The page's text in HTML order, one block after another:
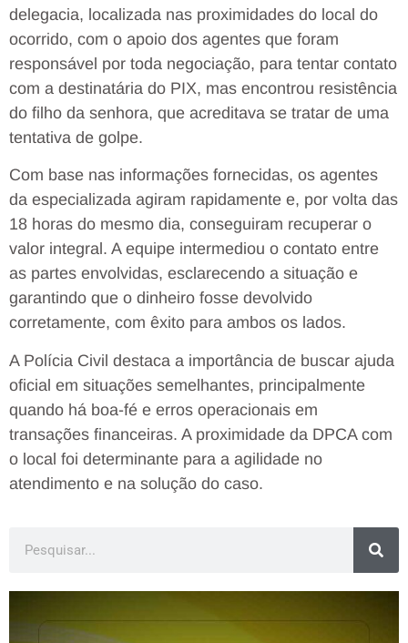
delegacia, localizada nas proximidades do local do
ocorrido, com o apoio dos agentes que foram
responsável por toda negociação, para tentar contato
com a destinatária do PIX, mas encontrou resistência
do filho da senhora, que acreditava se tratar de uma
tentativa de golpe.
Com base nas informações fornecidas, os agentes
da especializada agiram rapidamente e, por volta das
18 horas do mesmo dia, conseguiram recuperar o
valor integral. A equipe intermediou o contato entre
as partes envolvidas, esclarecendo a situação e
garantindo que o dinheiro fosse devolvido
corretamente, com êxito para ambos os lados.
A Polícia Civil destaca a importância de buscar ajuda
oficial em situações semelhantes, principalmente
quando há boa-fé e erros operacionais em
transações financeiras. A proximidade da DPCA com
o local foi determinante para a agilidade no
atendimento e na solução do caso.